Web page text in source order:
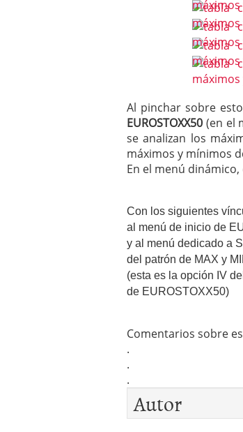
Al pinchar sobre
EUROSTOXX50 (en el
se analizan los
máximos y mínimos
En el menú
Con los siguientes
al menú de inicio de
y al menú dedicado a
del patrón de MAX y
(esta es la opción IV
de EUROSTOXX50)
Comentarios sobre
.
.
.
Autor